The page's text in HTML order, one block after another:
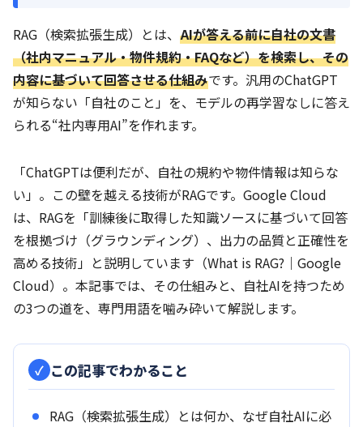
RAG（検索拡張生成）とは、 AIが答える前に自社の文書
（社内マニュアル・物件規約・FAQなど）を検索し、その
内容に基づいて回答させる仕組みです。汎用のChatGPT
が知らない「自社のこと」を、モデルの再学習なしに答え
られる“社内専用AI”を作れます。
「ChatGPTは便利だが、自社の規約や物件情報は知らな
い」。この壁を越える技術がRAGです。Google Cloud
は、RAGを「訓練後に取得した知識ソースに基づいて回答
を根拠づけ（グラウンディング）、出力の品質と正確性を
高める技術」と説明しています（What is RAG?｜Google
Cloud）。本記事では、その仕組みと、自社AIを持つため
の3つの道を、専門用語を噛み砕いて解説します。
この記事でわかること
RAG（検索拡張生成）とは何か、なぜ自社AIに必